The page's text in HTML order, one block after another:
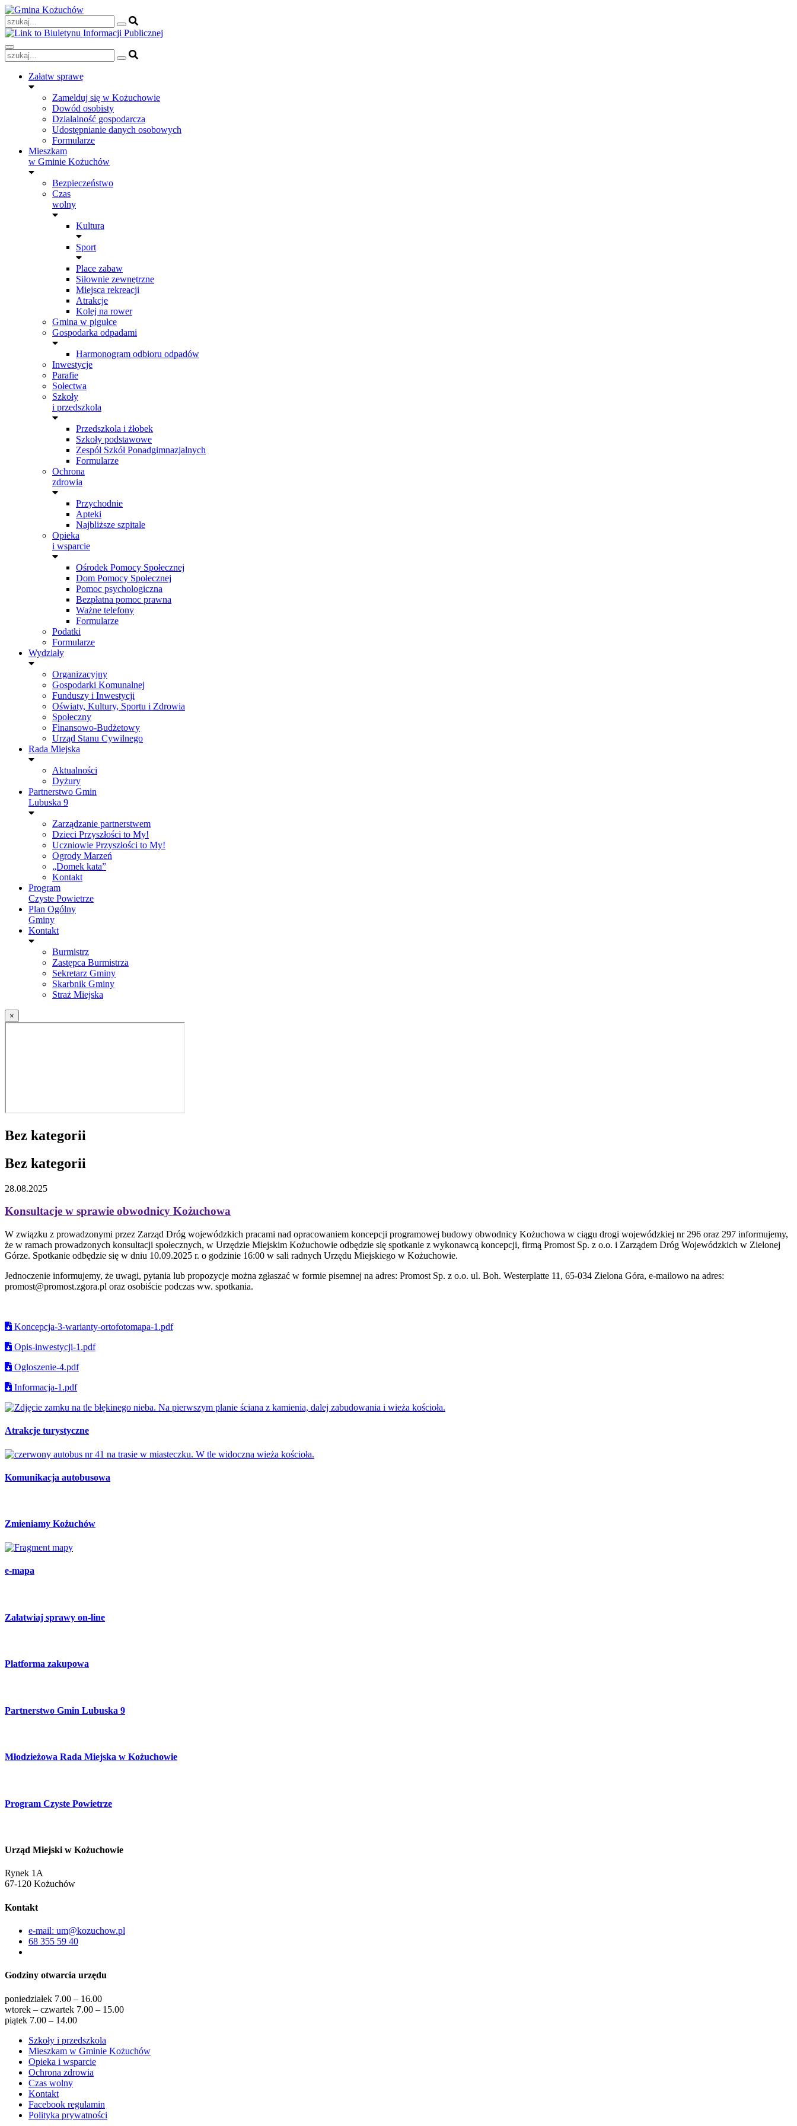
Skip
to
content
Załatw sprawę
Zamelduj się w Kożuchowie
Dowód osobisty
Działalność gospodarcza
Udostępnianie danych osobowych
Formularze
Mieszkam
w Gminie Kożuchów
Bezpieczeństwo
Czas
wolny
Kultura
Sport
Place zabaw
Siłownie zewnętrzne
Miejsca rekreacji
Atrakcje
Kolej na rower
Gmina w pigułce
Gospodarka odpadami
Harmonogram odbioru odpadów
Inwestycje
Parafie
Sołectwa
Szkoły
i przedszkola
Przedszkola i żłobek
Szkoły podstawowe
Zespół Szkół Ponadgimnazjalnych
Formularze
Ochrona
zdrowia
Przychodnie
Apteki
Najbliższe szpitale
Opieka
i wsparcie
Ośrodek Pomocy Społecznej
Dom Pomocy Społecznej
Pomoc psychologiczna
Bezpłatna pomoc prawna
Ważne telefony
Formularze
Podatki
Formularze
Wydziały
Organizacyjny
Gospodarki Komunalnej
Funduszy i Inwestycji
Oświaty, Kultury, Sportu i Zdrowia
Społeczny
Finansowo-Budżetowy
Urząd Stanu Cywilnego
Rada Miejska
Aktualności
Dyżury
Partnerstwo Gmin
Lubuska 9
Zarządzanie partnerstwem
Dzieci Przyszłości to My!
Uczniowie Przyszłości to My!
Ogrody Marzeń
„Domek kata”
Kontakt
Program
Czyste Powietrze
Plan Ogólny
Gminy
Kontakt
Burmistrz
Zastępca Burmistrza
Sekretarz Gminy
Skarbnik Gminy
Straż Miejska
×
Bez kategorii
Bez kategorii
28.08.2025
Konsultacje w sprawie obwodnicy Kożuchowa
W związku z prowadzonymi przez Zarząd Dróg wojewódzkich pracami nad opracowaniem koncepcji programowej budowy obwodnicy Kożuchowa w ciągu drogi wojewódzkiej nr 296 oraz 297 informujemy,
że w ramach prowadzonych konsultacji społecznych, w Urzędzie Miejskim Kożuchowie odbędzie się spotkanie z wykonawcą koncepcji, firmą Promost Sp. z o.o. i Zarządem Dróg Wojewódzkich w Zielonej
Górze. Spotkanie odbędzie się w dniu 10.09.2025 r. o godzinie 16:00 w sali radnych Urzędu Miejskiego w Kożuchowie.
Jednoczenie informujemy, że uwagi, pytania lub propozycje można zgłaszać w formie pisemnej na adres: Promost Sp. z o.o. ul. Boh. Westerplatte 11, 65-034 Zielona Góra, e-mailowo na adres:
promost@promost.zgora.pl oraz osobiście podczas ww. spotkania.
Koncepcja-3-warianty-ortofotomapa-1.pdf
Opis-inwestycji-1.pdf
Ogloszenie-4.pdf
Informacja-1.pdf
Atrakcje turystyczne
Komunikacja autobusowa
Zmieniamy Kożuchów
e-mapa
Załatwiaj sprawy on-line
Platforma zakupowa
Partnerstwo Gmin Lubuska 9
Młodzieżowa Rada Miejska w Kożuchowie
Program Czyste Powietrze
Urząd Miejski w Kożuchowie
Rynek 1A
67-120 Kożuchów
Kontakt
e-mail: um@kozuchow.pl
68 355 59 40
Godziny otwarcia urzędu
poniedziałek 7.00 – 16.00
wtorek – czwartek 7.00 – 15.00
piątek 7.00 – 14.00
Szkoły i przedszkola
Mieszkam w Gminie Kożuchów
Opieka i wsparcie
Ochrona zdrowia
Czas wolny
Kontakt
Facebook regulamin
Polityka prywatności